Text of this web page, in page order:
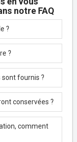
notre FAQ
?
?
fournis ?
conservées ?
comment